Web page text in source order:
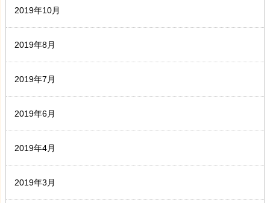
2019年10月
2019年8月
2019年7月
2019年6月
2019年4月
2019年3月